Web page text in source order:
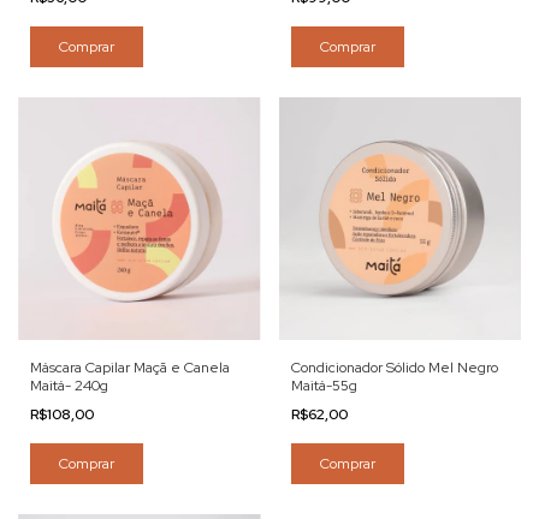
Comprar Comprar
Máscara Capilar Maçã e Canela
Maitá- 240g
R$108,00
Comprar
Condicionador Sólido Mel Negro
Maitá-55g
R$62,00
Comprar